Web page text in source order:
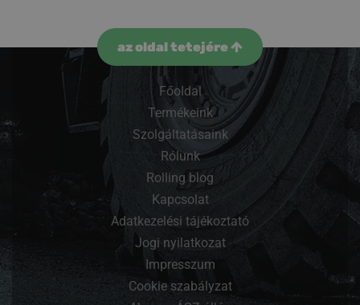
az oldal tetejére
Főoldal
Termékeink
Szolgáltatásaink
Rólunk
Rolling blog
Kapcsolat
Adatkezelési tájékoztató
Jogi nyilatkozat
Impresszum
Cookie szabályzat